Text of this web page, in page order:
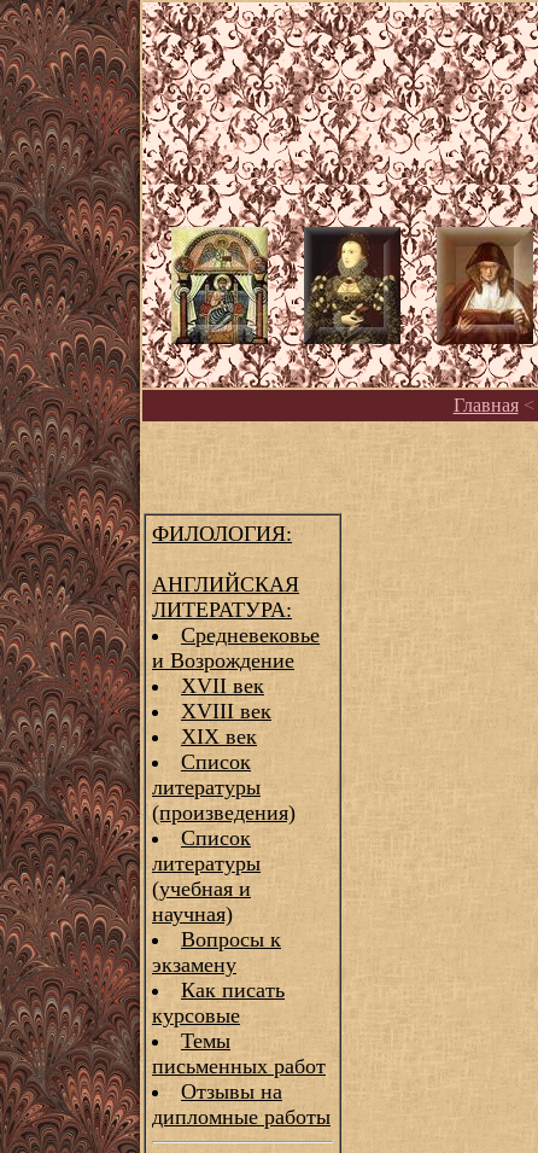
Главная<
ФИЛОЛОГИЯ:
АНГЛИЙСКАЯ
ЛИТЕРАТУРА:
Средневековье
и Возрождение
XVII век
XVIII век
XIX век
Список
литературы
(произведения)
Список
литературы
(учебная и
научная)
Вопросы к
экзамену
Как писать
курсовые
Темы
письменных работ
Отзывы на
дипломные работы